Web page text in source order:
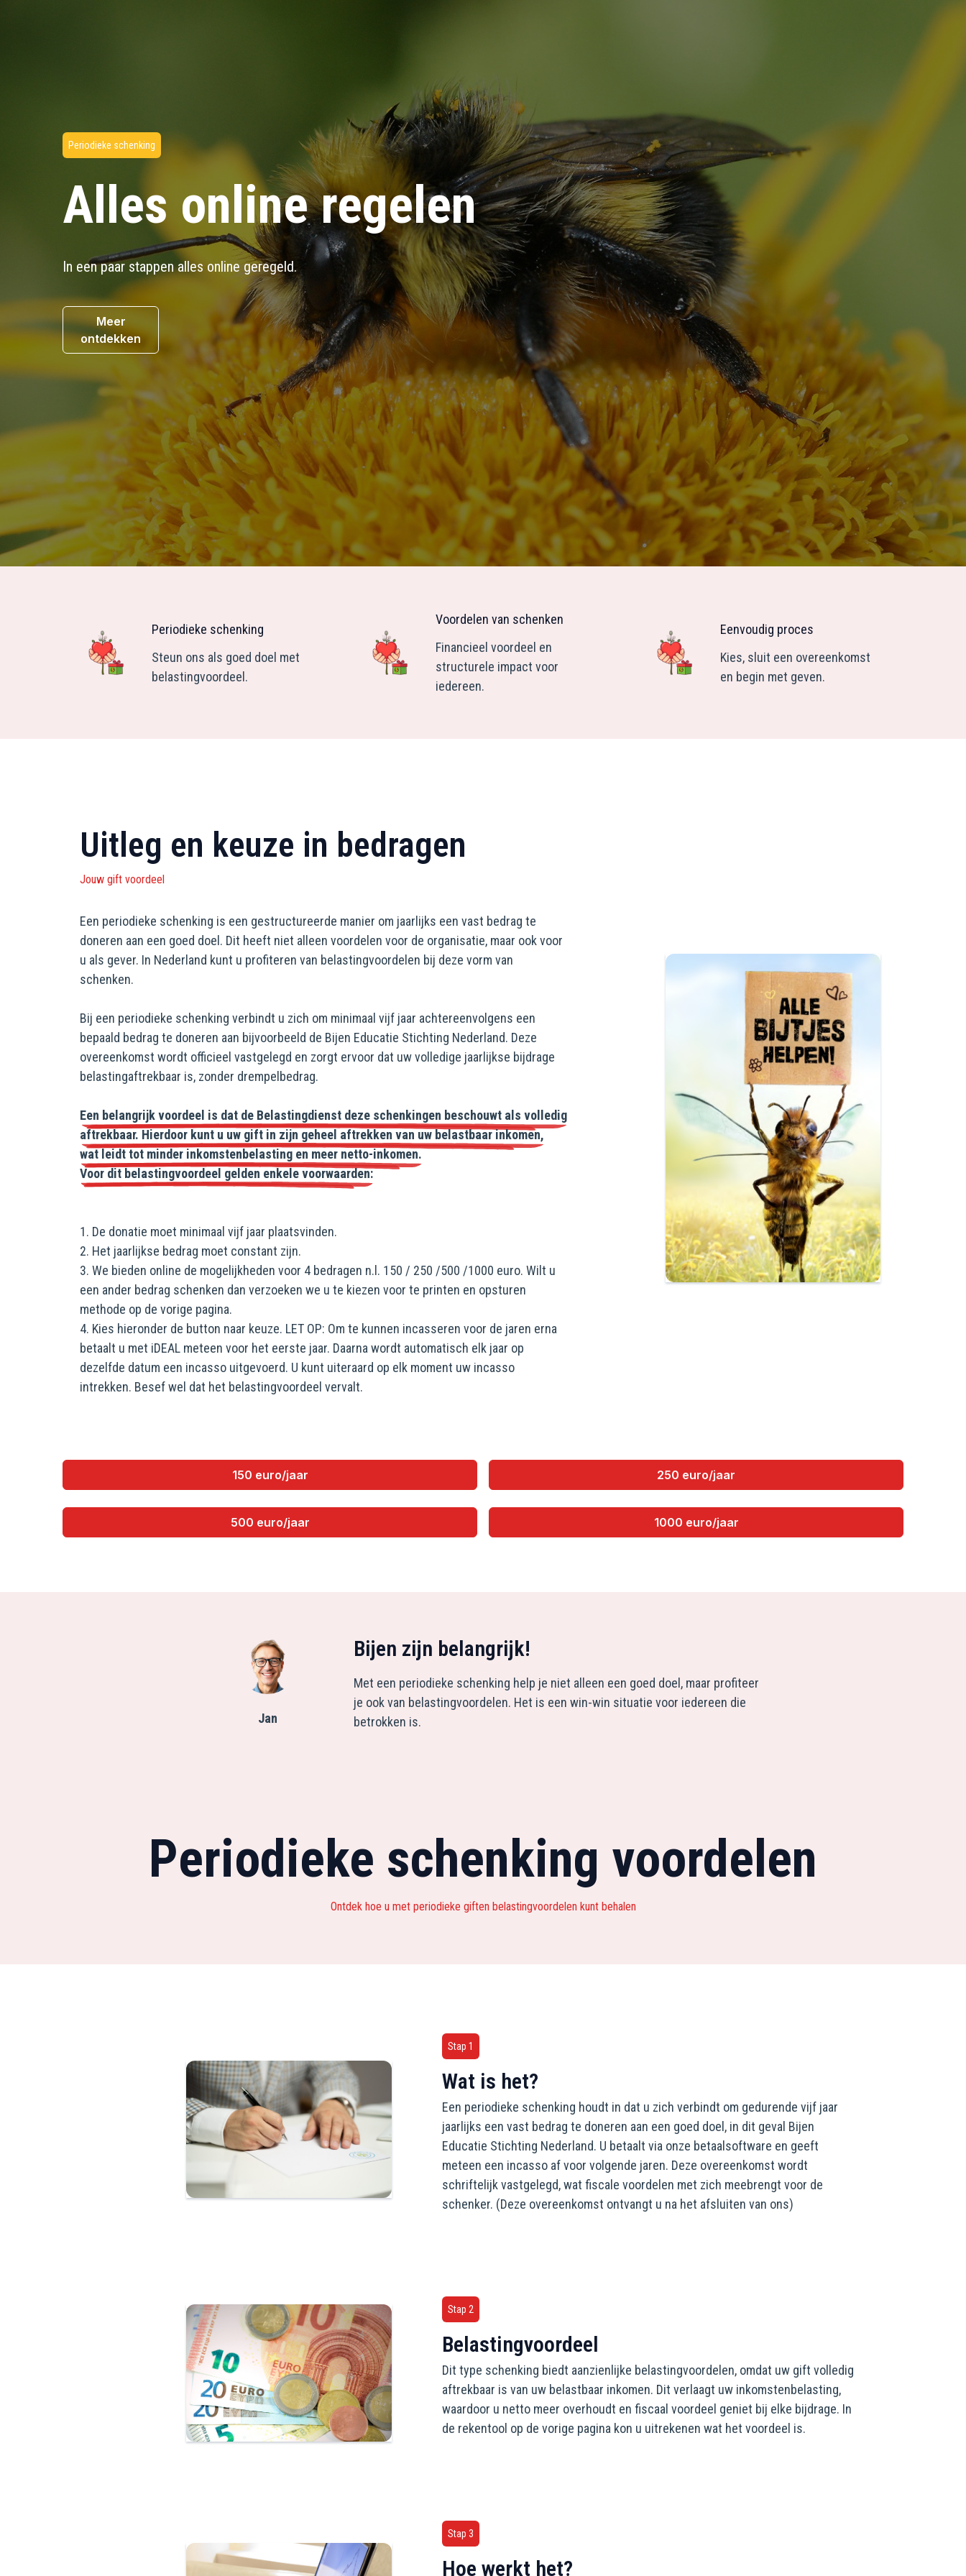
Periodieke schenking
Alles online regelen
In een paar stappen alles online geregeld.
Meer
ontdekken
Periodieke schenking
Steun ons als goed doel met
belastingvoordeel.
Voordelen van schenken
Financieel voordeel en
structurele impact voor
iedereen.
Eenvoudig proces
Kies, sluit een overeenkomst
en begin met geven.
Uitleg en keuze in bedragen
Jouw gift voordeel
Een periodieke schenking is een gestructureerde manier om jaarlijks een vast bedrag te
doneren aan een goed doel. Dit heeft niet alleen voordelen voor de organisatie, maar ook voor
u als gever. In Nederland kunt u profiteren van belastingvoordelen bij deze vorm van
schenken.
Bij een periodieke schenking verbindt u zich om minimaal vijf jaar achtereenvolgens een
bepaald bedrag te doneren aan bijvoorbeeld de Bijen Educatie Stichting Nederland. Deze
overeenkomst wordt officieel vastgelegd en zorgt ervoor dat uw volledige jaarlijkse bijdrage
belastingaftrekbaar is, zonder drempelbedrag.
Een belangrijk voordeel is dat de Belastingdienst deze schenkingen beschouwt als volledig
aftrekbaar. Hierdoor kunt u uw gift in zijn geheel aftrekken van uw belastbaar inkomen,
wat leidt tot minder inkomstenbelasting en meer netto-inkomen.
Voor dit belastingvoordeel gelden enkele voorwaarden:
1. De donatie moet minimaal vijf jaar plaatsvinden.
2. Het jaarlijkse bedrag moet constant zijn.
3. We bieden online de mogelijkheden voor 4 bedragen n.l. 150 / 250 /500 /1000 euro. Wilt u
een ander bedrag schenken dan verzoeken we u te kiezen voor te printen en opsturen
methode op de vorige pagina.
4. Kies hieronder de button naar keuze. LET OP: Om te kunnen incasseren voor de jaren erna
betaalt u met iDEAL meteen voor het eerste jaar. Daarna wordt automatisch elk jaar op
dezelfde datum een incasso uitgevoerd. U kunt uiteraard op elk moment uw incasso
intrekken. Besef wel dat het belastingvoordeel vervalt.
150 euro/jaar 250 euro/jaar
500 euro/jaar 1000 euro/jaar
Jan
Bijen zijn belangrijk!
Met een periodieke schenking help je niet alleen een goed doel, maar profiteer
je ook van belastingvoordelen. Het is een win-win situatie voor iedereen die
betrokken is.
Periodieke schenking voordelen
Ontdek hoe u met periodieke giften belastingvoordelen kunt behalen
Stap 1
Wat is het?
Een periodieke schenking houdt in dat u zich verbindt om gedurende vijf jaar
jaarlijks een vast bedrag te doneren aan een goed doel, in dit geval Bijen
Educatie Stichting Nederland. U betaalt via onze betaalsoftware en geeft
meteen een incasso af voor volgende jaren. Deze overeenkomst wordt
schriftelijk vastgelegd, wat fiscale voordelen met zich meebrengt voor de
schenker. (Deze overeenkomst ontvangt u na het afsluiten van ons)
Stap 2
Belastingvoordeel
Dit type schenking biedt aanzienlijke belastingvoordelen, omdat uw gift volledig
aftrekbaar is van uw belastbaar inkomen. Dit verlaagt uw inkomstenbelasting,
waardoor u netto meer overhoudt en fiscaal voordeel geniet bij elke bijdrage. In
de rekentool op de vorige pagina kon u uitrekenen wat het voordeel is.
Stap 3
Hoe werkt het?